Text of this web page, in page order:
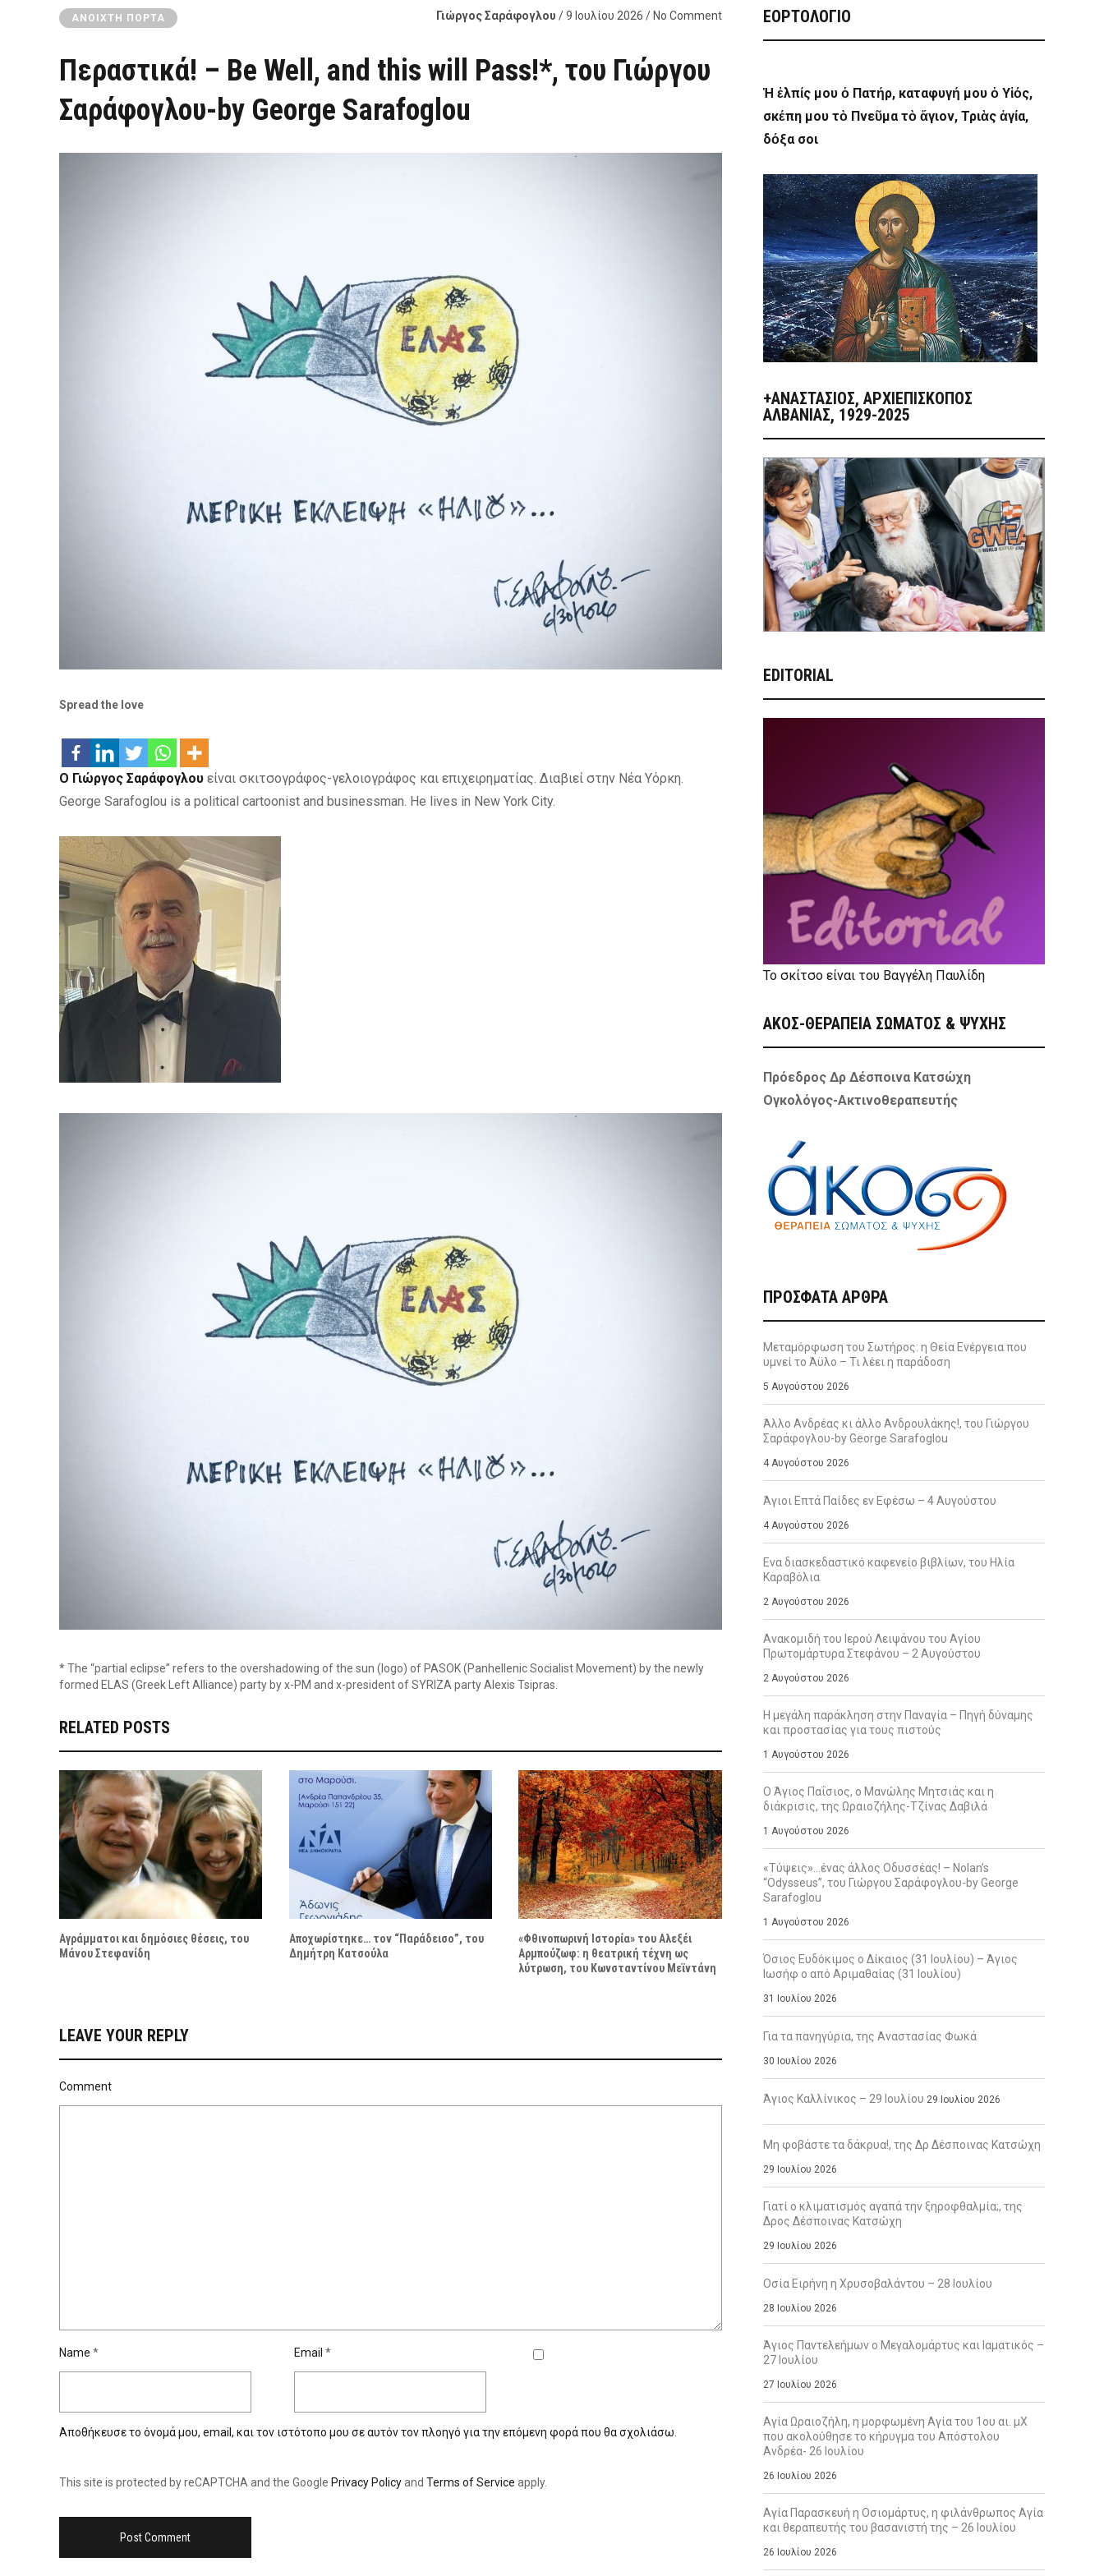
ΑΝΟΙΧΤΉ ΠΌΡΤΑ Γιώργος Σαράφογλου / 9 Ιουλίου 2026 / No Comment
Περαστικά! – Be Well, and this will Pass!*, του Γιώργου
Σαράφογλου-by George Sarafoglou
Spread the love
Ο Γιώργος Σαράφογλου είναι σκιτσογράφος-γελοιογράφος και επιχειρηματίας. Διαβιεί στην Νέα Υόρκη.
George Sarafoglou is a political cartoonist and businessman. He lives in New York City.
* The “partial eclipse” refers to the overshadowing of the sun (logo) of PASOK (Panhellenic Socialist Movement) by the newly
formed ELAS (Greek Left Alliance) party by x-PM and x-president of SYRIZA party Alexis Tsipras.
RELATED POSTS
Αγράμματοι και δημόσιες θέσεις, του
Μάνου Στεφανίδη
Αποχωρίστηκε… τον “Παράδεισο”, του
Δημήτρη Κατσούλα
«Φθινοπωρινή Ιστορία» του Αλεξέι
Αρμπούζωφ: η θεατρική τέχνη ως
λύτρωση, του Κωνσταντίνου Μεϊντάνη
LEAVE YOUR REPLY
Comment
Name * Email *
Αποθήκευσε το όνομά μου, email, και τον ιστότοπο μου σε αυτόν τον πλοηγό για την επόμενη φορά που θα σχολιάσω.
This site is protected by reCAPTCHA and the Google Privacy Policyand Terms of Service apply.
ΕΟΡΤΟΛΟΓΙΟ
Ἡ ἐλπίς μου ὁ Πατήρ, καταφυγή μου ὁ Υἱός,
σκέπη μου τὸ Πνεῦμα τὸ ἅγιον, Τριὰς ἁγία,
δόξα σοι
+ΑΝΑΣΤΆΣΙΟΣ, ΑΡΧΙΕΠΊΣΚΟΠΟΣ
ΑΛΒΑΝΊΑΣ, 1929-2025
EDITORIAL
Το σκίτσο είναι του Βαγγέλη Παυλίδη
ΑΚΟΣ-ΘΕΡΑΠΕΙΑ ΣΩΜΑΤΟΣ & ΨΥΧΗΣ
Πρόεδρος Δρ Δέσποινα Κατσώχη
Ογκολόγος-Ακτινοθεραπευτής
ΠΡΌΣΦΑΤΑ ΆΡΘΡΑ
Μεταμόρφωση του Σωτήρος: η Θεία Ενέργεια που
υμνεί το Άϋλο – Τι λέει η παράδοση
5 Αυγούστου 2026
Άλλο Ανδρέας κι άλλο Ανδρουλάκης!, του Γιώργου
Σαράφογλου-by George Sarafoglou
4 Αυγούστου 2026
Άγιοι Επτά Παίδες εν Εφέσω – 4 Αυγούστου
4 Αυγούστου 2026
Ενα διασκεδαστικό καφενείο βιβλίων, του Ηλία
Καραβόλια
2 Αυγούστου 2026
Ανακομιδή του Ιερού Λειψάνου του Αγίου
Πρωτομάρτυρα Στεφάνου – 2 Αυγούστου
2 Αυγούστου 2026
Η μεγάλη παράκληση στην Παναγία – Πηγή δύναμης
και προστασίας για τους πιστούς
1 Αυγούστου 2026
Ο Άγιος Παΐσιος, ο Μανώλης Μητσιάς και η
διάκρισις, της Ωραιοζήλης-Τζίνας Δαβιλά
1 Αυγούστου 2026
«Τύψεις»…ένας άλλος Οδυσσέας! – Nolan’s
“Odysseus”, του Γιώργου Σαράφογλου-by George
Sarafoglou
1 Αυγούστου 2026
Όσιος Ευδόκιμος ο Δίκαιος (31 Ιουλίου) – Άγιος
Ιωσήφ ο από Αριμαθαίας (31 Ιουλίου)
31 Ιουλίου 2026
Για τα πανηγύρια, της Αναστασίας Φωκά
30 Ιουλίου 2026
Άγιος Καλλίνικος – 29 Ιουλίου 29 Ιουλίου 2026
Μη φοβάστε τα δάκρυα!, της Δρ Δέσποινας Κατσώχη
29 Ιουλίου 2026
Γιατί ο κλιματισμός αγαπά την ξηροφθαλμία;, της
Δρος Δέσποινας Κατσώχη
29 Ιουλίου 2026
Οσία Ειρήνη η Χρυσοβαλάντου – 28 Ιουλίου
28 Ιουλίου 2026
Άγιος Παντελεήμων ο Μεγαλομάρτυς και Ιαματικός –
27 Ιουλίου
27 Ιουλίου 2026
Αγία Ωραιοζήλη, η μορφωμένη Αγία του 1ου αι. μΧ
που ακολούθησε το κήρυγμα του Απόστολου
Ανδρέα- 26 Ιουλίου
26 Ιουλίου 2026
Αγία Παρασκευή η Οσιομάρτυς, η φιλάνθρωπος Αγία
και θεραπευτής του βασανιστή της – 26 Ιουλίου
26 Ιουλίου 2026